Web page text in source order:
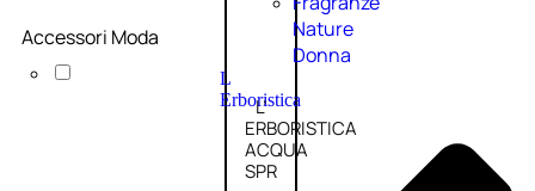
Nature
Donna
L
Erboristica
L’
ERBORISTICA
ACQUA
SPR
Accessori Moda